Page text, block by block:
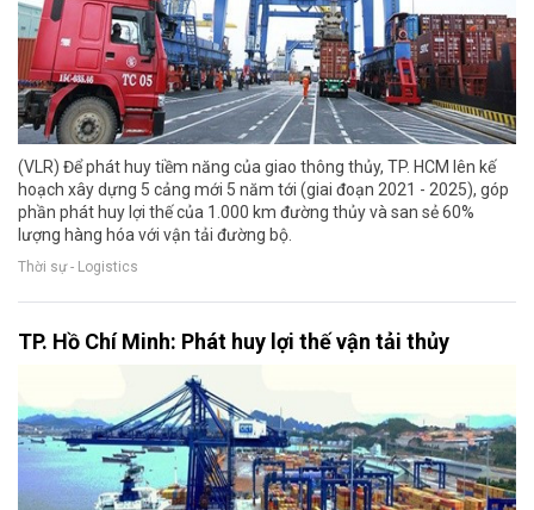
(VLR) Để phát huy tiềm năng của giao thông thủy, TP. HCM lên kế
hoạch xây dựng 5 cảng mới 5 năm tới (giai đoạn 2021 - 2025), góp
phần phát huy lợi thế của 1.000 km đường thủy và san sẻ 60%
lượng hàng hóa với vận tải đường bộ.
Thời sự - Logistics
TP. Hồ Chí Minh: Phát huy lợi thế vận tải thủy